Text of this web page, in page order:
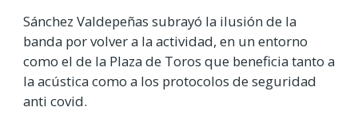
Sánchez Valdepeñas subrayó la ilusión de la
banda por volver a la actividad, en un entorno
como el de la Plaza de Toros que beneficia tanto a
la acústica como a los protocolos de seguridad
anti covid.